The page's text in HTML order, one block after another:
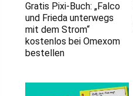
Gratis Pixi-Buch: „Falco
und Frieda unterwegs
mit dem Strom“
kostenlos bei Omexom
bestellen